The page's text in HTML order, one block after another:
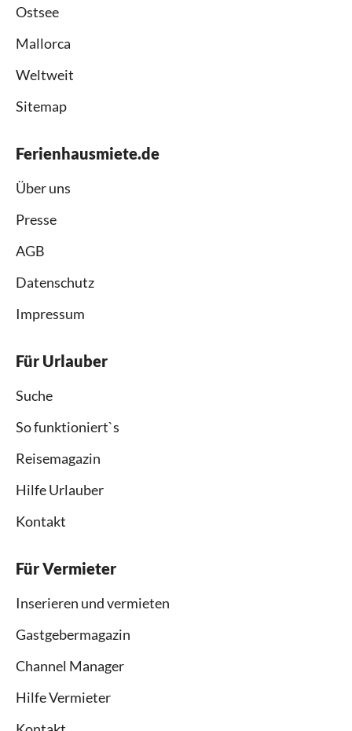
Ostsee
Mallorca
Weltweit
Sitemap
Ferienhausmiete.de
Über uns
Presse
AGB
Datenschutz
Impressum
Für Urlauber
Suche
So funktioniert`s
Reisemagazin
Hilfe Urlauber
Kontakt
Für Vermieter
Inserieren und vermieten
Gastgebermagazin
Channel Manager
Hilfe Vermieter